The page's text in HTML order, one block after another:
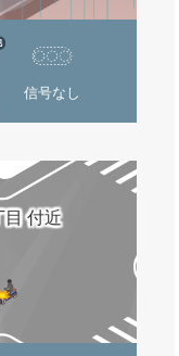
信号なし
目 付近